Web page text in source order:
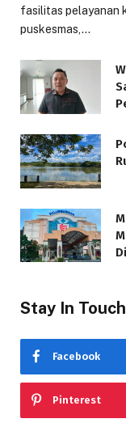
fasilitas pelayanan
puskesmas,…
Stay In Touch
Facebook
Pinterest